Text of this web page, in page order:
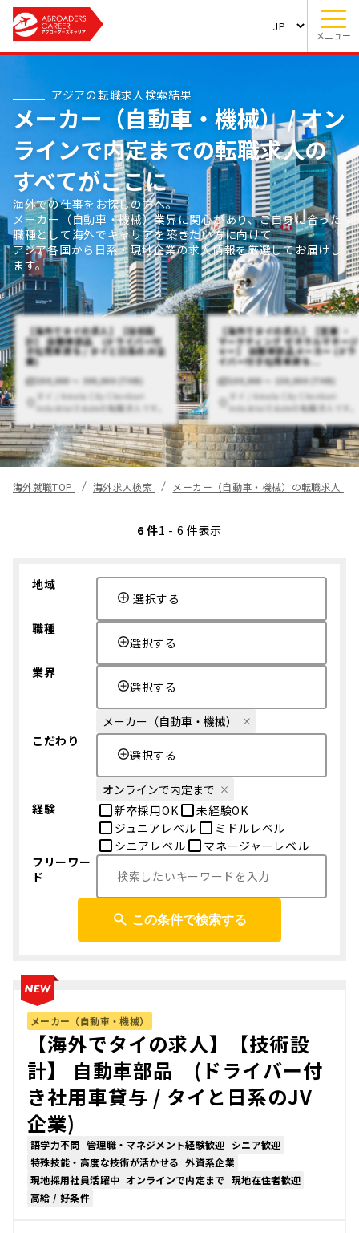
メニュー
アジアの転職求人検索結果
メーカー（自動車・機械） / オン
ラインで内定までの転職求人の
すべてがここに
海外での仕事をお探しの方へ。
メーカー（自動車・機械）業界に関心があり、ご自身に合った
職種として海外でキャリアを築きたい方に向けて
アジア各国から日系・現地企業の求人情報を厳選してお届けし
ます。
【海外でタイの求人】【技術設
計】 自動車部品 (ドライバー付
き社用車貸与 / タイと日系のJV企
業)
200,000 〜 300,000 (THB)
タイ / Amata City Chonburi
Industrial Estateの転職求人です。
【海外でタイの求人】【営業 ・
マーケティング ゼネラルマネージ
ャー】 自動車部品メーカー (ドラ
イバー付き社用車貸与...
100,000 〜 150,000 (THB)
タイ / Amata City Chonburi
Industrial Estateの転職求人です。
海外就職TOP 海外求人検索 メーカー（自動車・機械）の転職求人
6 件1 - 6 件表示
地域
選択する
職種
選択する
業界
選択する
メーカー（自動車・機械）
こだわり
選択する
オンラインで内定まで
経験
新卒採用OK
未経験OK
ジュニアレベル
ミドルレベル
シニアレベル
マネージャーレベル
フリーワー
ド
この条件で検索する
メーカー（自動車・機械）
【海外でタイの求人】【技術設
計】 自動車部品 (ドライバー付
き社用車貸与 / タイと日系のJV
企業)
語学力不問 管理職・マネジメント経験歓迎 シニア歓迎
特殊技能・高度な技術が活かせる 外資系企業
現地採用社員活躍中 オンラインで内定まで 現地在住者歓迎
高給 / 好条件